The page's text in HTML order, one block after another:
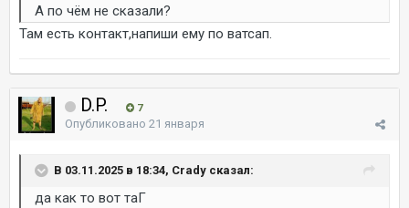
А по чём не сказали?
Там есть контакт,напиши ему по ватсап.
D.P. 7
Опубликовано 21 января
В 03.11.2025 в 18:34, Crady сказал:
да как то вот таГ